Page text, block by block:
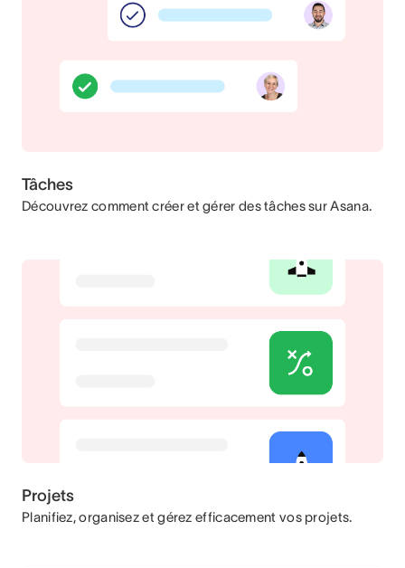
Tâches
Découvrez comment créer et gérer des tâches sur Asana.
Projets
Planifiez, organisez et gérez efficacement vos projets.